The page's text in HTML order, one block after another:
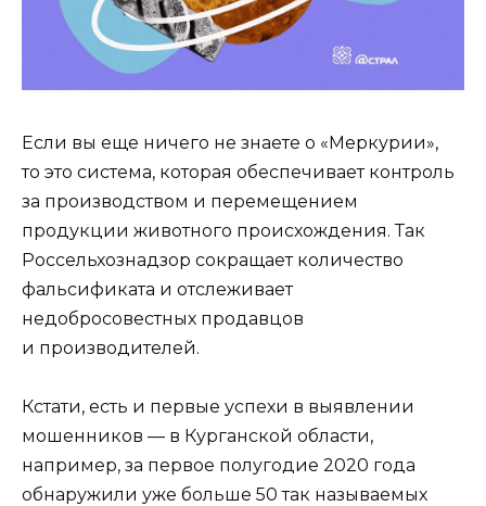
Если вы еще ничего не знаете о «Меркурии»,
то это система, которая обеспечивает контроль
за производством и перемещением
продукции животного происхождения. Так
Россельхознадзор сокращает количество
фальсификата и отслеживает
недобросовестных продавцов
и производителей.
Кстати, есть и первые успехи в выявлении
мошенников — в Курганской области,
например, за первое полугодие 2020 года
обнаружили уже больше 50 так называемых